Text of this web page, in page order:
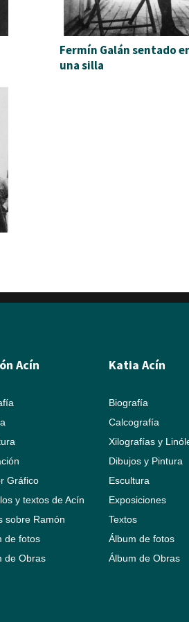
Fermín Galán sentado
una silla
Acín
Gráfico
y textos de Acín
sobre Ramón
de fotos
de Obras
Katia Acín
Biografía
Calcografía
Xilografías y
Dibujos y Pintura
Escultura
Exposiciones
Textos
Álbum de fotos
Álbum de Obras